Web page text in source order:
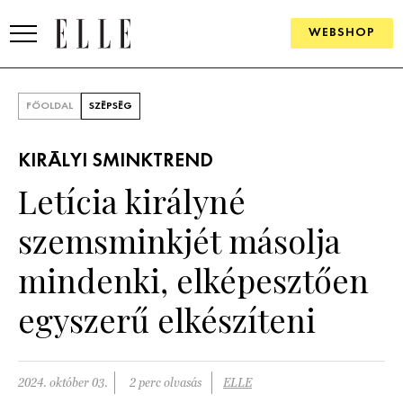
WEBSHOP
SZÉPSÉG
PÁRKAPCSOLAT
FŐOLDAL SZÉPSÉG
KIRÁLYI SMINKTREND
Letícia királyné
szemsminkjét másolja
mindenki, elképesztően
egyszerű elkészíteni
2024. október 03. 2 perc olvasás ELLE